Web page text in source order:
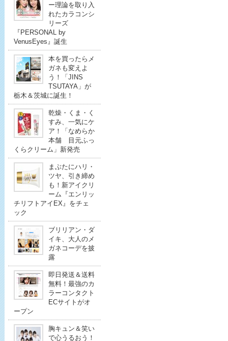
ー理論を取り入
れたカラコンシ
リーズ
『PERSONAL by
VenusEyes』誕生
本を買ったらメ
ガネも変えよ
う！「JINS
TSUTAYA」が
栃木＆茨城に誕生！
乾燥・くま・く
すみ、一気にケ
ア！「なめらか
本舗 目元ふっ
くらクリーム」新発売
まぶたにハリ・
ツヤ、引き締め
も！新アイクリ
ーム『エンリッ
チリフトアイEX』をチェ
ック
ブリリアン・ダ
イキ、大人のメ
ガネコーデを披
露
即日発送＆送料
無料！最強のカ
ラーコンタクト
ECサイトがオ
ープン
胸キュン＆笑い
で心うるおう！